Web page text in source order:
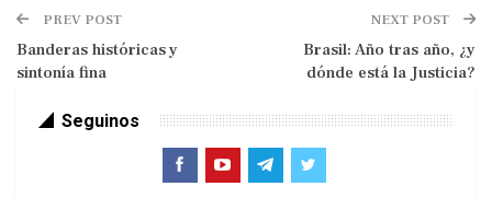
El proyecto presidencial establece que todos los
papeles sujetos a expropiación son de Repsol. Del
PREV POST
Banderas históricas y
sintonía fina
NEXT POST
Brasil: Año tras año, ¿y
dónde está la Justicia?
Seguinos